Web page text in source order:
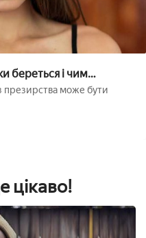
береться і чим
презирства може бути
цікаво!